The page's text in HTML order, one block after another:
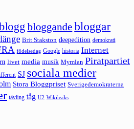
bloggande bloggar
Brit Stakston deepedition demokrati
födelsedag Google historia Internet
livet media musik Mymlan Piratpartiet
SJ sociala medier
Stora Bloggpriset Sverigedemokraterna
tävling tåg U2 Wikileaks